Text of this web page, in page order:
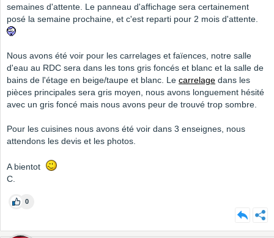
semaines d'attente. Le panneau d'affichage sera certainement
posé la semaine prochaine, et c'est reparti pour 2 mois d'attente.
Nous avons été voir pour les carrelages et faïences, notre salle
d'eau au RDC sera dans les tons gris foncés et blanc et la salle de
bains de l'étage en beige/taupe et blanc. Le carrelage dans les
pièces principales sera gris moyen, nous avons longuement hésité
avec un gris foncé mais nous avons peur de trouvé trop sombre.
Pour les cuisines nous avons été voir dans 3 enseignes, nous
attendons les devis et les photos.
A bientot
C.
0